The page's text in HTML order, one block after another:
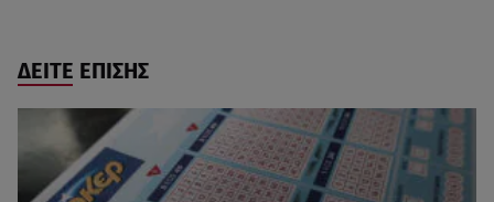
ΔΕΙΤΕ ΕΠΙΣΗΣ